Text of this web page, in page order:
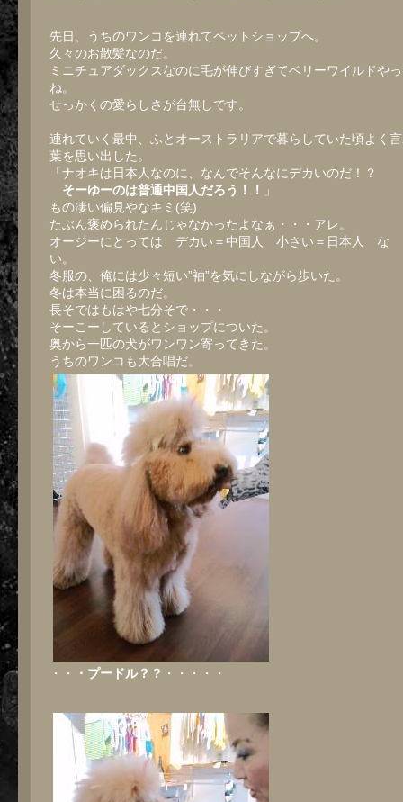
先日、うちのワンコを連れてペットショップへ。
久々のお散髪なのだ。
ミニチュアダックスなのに毛が伸びすぎてベリーワイルドや
ね。
せっかくの愛らしさが台無しです。
連れていく最中、ふとオーストラリアで暮らしていた頃よく
葉を思い出した。
「ナオキは日本人なのに、なんでそんなにデカいのだ！？
そーゆーのは普通中国人だろう！！
」
もの凄い偏見やなキミ(笑)
たぶん褒められたんじゃなかったよなぁ・・・アレ。
オージーにとっては デカい＝中国人 小さい＝日本人
い。
冬服の、俺には少々短い”袖”を気にしながら歩いた。
冬は本当に困るのだ。
長そではもはや七分そで・・・
そーこーしているとショップについた。
奥から一匹の犬がワンワン寄ってきた。
うちのワンコも大合唱だ。
・・ ・プードル？？ ・・・・・